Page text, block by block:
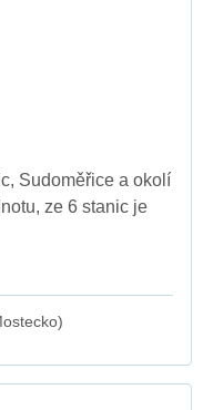
Sudoměřice a okolí
ze 6 stanic je